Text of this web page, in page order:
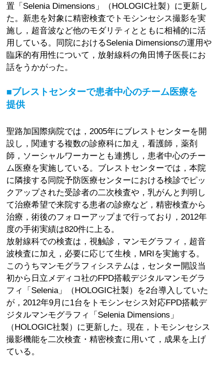
置「Selenia Dimensions」（HOLOGIC社製）に更新し
た。新患を対象に精密検査でトモシンセシス撮影を実
施し，超音波など他のモダリティとともに相補的に活
用している。同院におけるSelenia Dimensionsの運用や
臨床的有用性について，放射線科の角田博子医長にお
話をうかがった。
■ブレストセンターで患者中心のチーム医療を
提供
聖路加国際病院では，2005年にブレストセンターを開
設し，関連する複数の診療科に加え，看護師，薬剤
師，ソーシャルワーカーとも連携し，患者中心のチー
ム医療を実施している。ブレストセンターでは，本院
に隣接する同院予防医療センターにおける検診でピッ
クアップされた受診者の二次検査や，乳がんと判明し
て治療希望で来院する患者の診療など，精密検査から
治療，術後のフォローアップまで行っており，2012年
度の手術実績は820件に上る。
放射線科での検査は，視触診，マンモグラフィ，超音
波検査に加え，必要に応じて生検，MRIを実施する。
このうちマンモグラフィシステムは，センター開設当
初から日立メディコ社のFPD搭載デジタルマンモグラ
フィ「Selenia」（HOLOGIC社製）を2台導入していた
が，2012年9月に1台をトモシンセシス対応FPD搭載デ
ジタルマンモグラフィ「Selenia Dimensions」
（HOLOGIC社製）に更新した。現在，トモシンセシス
撮影機能を二次検査・精密検査に用いて，成果を上げ
ている。